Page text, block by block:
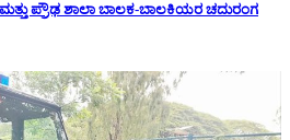
ಪ್ರೌಢ ಶಾಲಾ ಬಾಲಕ-ಬಾಲಕಿಯರ ಚದುರಂಗ